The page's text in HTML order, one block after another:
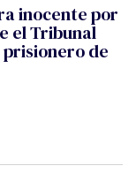
inocente por
el Tribunal
prisionero de